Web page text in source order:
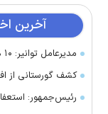
آخرین
مدیرعامل توانیر: ۱۰ هزار ماینر جمع‌آوری شد
کشف گورستانی از
رئیس‌جمهور: